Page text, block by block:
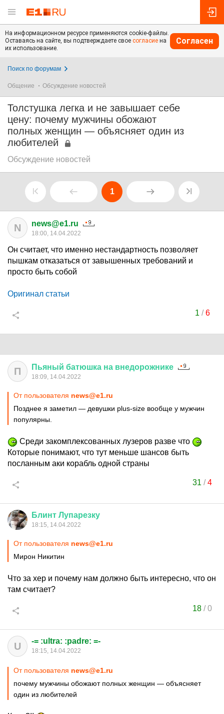
На информационном ресурсе применяются cookie-файлы.
Оставаясь на сайте, вы подтверждаете свое согласие на
их использование.
Согласен
Поиск по форумам
Общение Обсуждение новостей
Толстушка легка и не завышает себе
цену: почему мужчины обожают
полных женщин — объясняет один из
любителей
Обсуждение новостей
1
N news@e1.ru
18:00, 14.04.2022
Он считает, что именно нестандартность позволяет
пышкам отказаться от завышенных требований и
просто быть собой
Оригинал статьи
1 /6
П Пьяный батюшка на внедорожнике
18:09, 14.04.2022
От пользователя news@e1.ru
Позднее я заметил — девушки plus-size вообще у мужчин
популярны.
Среди закомплексованных лузеров разве что
Которые понимают, что тут меньше шансов быть
посланным аки корабль одной страны
31 /4
Блинт Лупарезку
18:15, 14.04.2022
От пользователя news@e1.ru
Мирон Никитин
Что за хер и почему нам должно быть интересно, что он
там считает?
18 /0
U -= :ultra: :padre: =-
18:15, 14.04.2022
От пользователя news@e1.ru
почему мужчины обожают полных женщин — объясняет
один из любителей